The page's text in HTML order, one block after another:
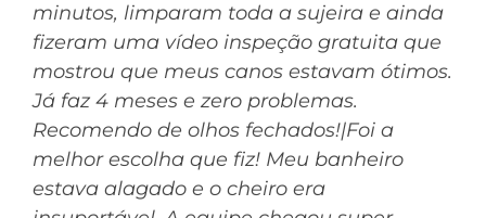
minutos, limparam toda a sujeira e ainda
fizeram uma vídeo inspeção gratuita que
mostrou que meus canos estavam ótimos.
Já faz 4 meses e zero problemas.
Recomendo de olhos fechados!|Foi a
melhor escolha que fiz! Meu banheiro
estava alagado e o cheiro era